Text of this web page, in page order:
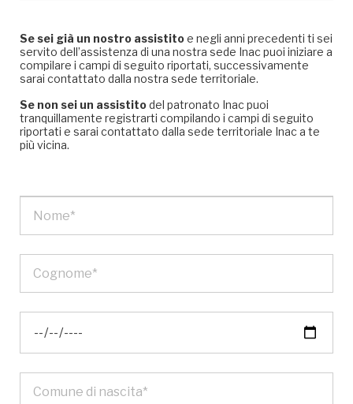
Se sei già un nostro assistitoe negli anni precedenti ti sei
servito dell’assistenza di una nostra sede Inac puoi iniziare a
compilare i campi di seguito riportati, successivamente
sarai contattato dalla nostra sede territoriale.
Se non sei un assistitodel patronato Inac puoi
tranquillamente registrarti compilando i campi di seguito
riportati e sarai contattato dalla sede territoriale Inac a te
più vicina.